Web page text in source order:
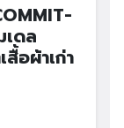
ดล
อผ้าเก่า